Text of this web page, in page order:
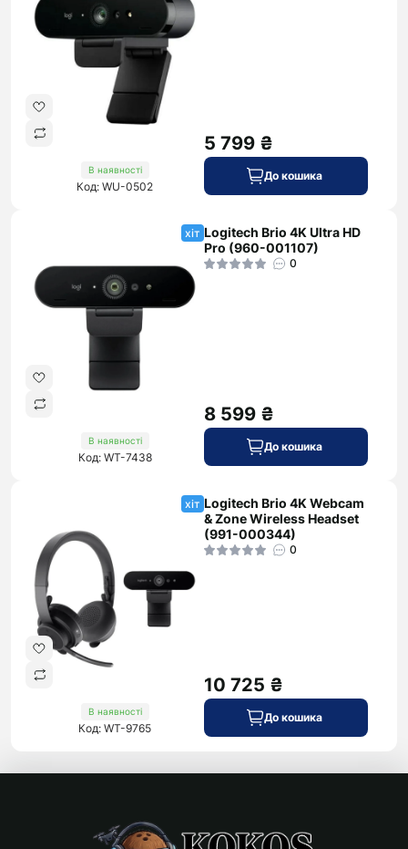
В наявності
Код: WU-0502
5 799 ₴
До кошика
хіт
В наявності
Код: WT-7438
Logitech Brio 4K Ultra HD
Pro (960-001107)
0
8 599 ₴
До кошика
хіт
В наявності
Код: WT-9765
Logitech Brio 4K Webcam
& Zone Wireless Headset
(991-000344)
0
10 725 ₴
До кошика